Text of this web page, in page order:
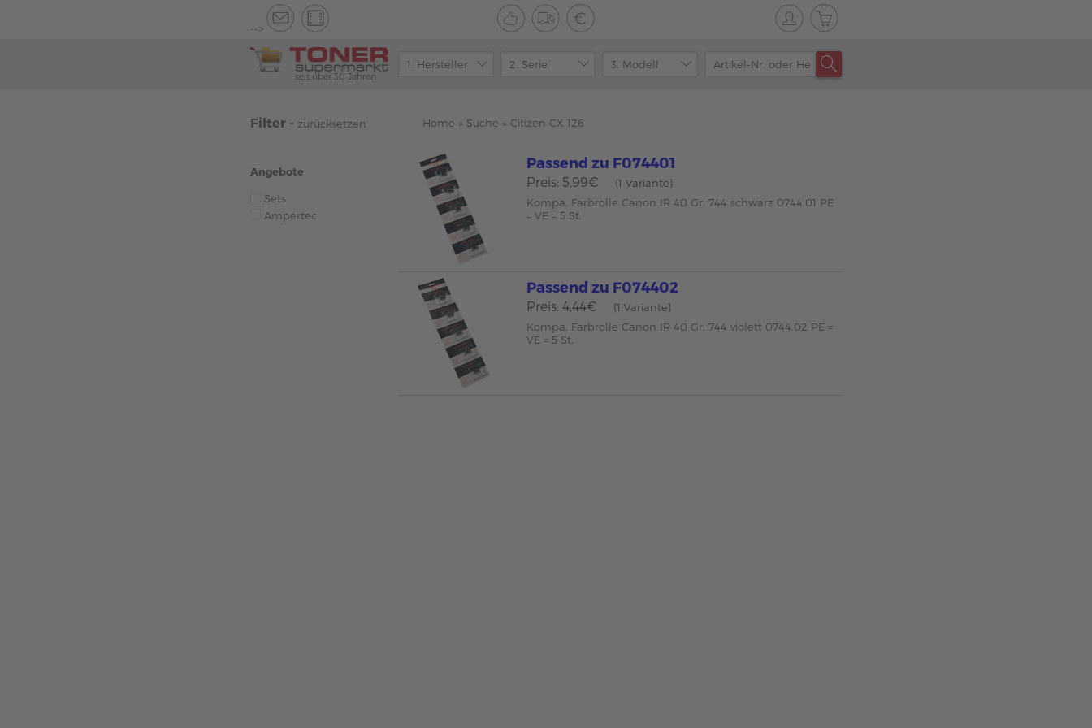
-->
seit über 30 Jahren
Filter - zurücksetzen
Angebote
Sets
Ampertec
Home » Suche » Citizen CX 126
Passend zu F074401
Preis: 5,99€
(1 Variante)
Kompa. Farbrolle Canon IR 40 Gr. 744 schwarz 0744.01 PE
= VE = 5 St.
Passend zu F074402
Preis: 4,44€
(1 Variante)
Kompa. Farbrolle Canon IR 40 Gr. 744 violett 0744.02 PE =
VE = 5 St.